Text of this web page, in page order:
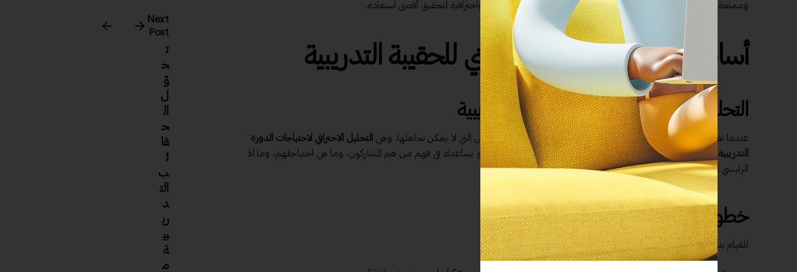
وممتعة. لذا، لا تتردد في الاستثمار في تصميم حقيبة تدريبية منظمة بعناية واحترافية لتحقيق أقصى استفادة.
أساسيات تصميم جدول زمني للحقيبة التدريبية
التحليل الاحترافي لاحتياجات الدورة التدريبية
عندما نفكر في تصميم جدول زمني فعال للحقيبة التدريبية، تأتي الخطوة الأولى التي لا يمكن تجاهلها، وهي
التحليل الاحترافي لاحتياجات الدورة
التدريبية . هذا التحليل هو بمثابة الأساس الذي نبني عليه كل شيء لاحقًا. فهو يساعدك في فهم من هم المشاركون، وما هي احتياجاتهم، وما الهدف
الرئيسي الذي تسعى لتحقيقه من خلال هذه الدورة.
خطوات التحليل الاحترافي
للقيام بتحليل احترافي شامل، يمكنك اتباع بعض الخطوات:
Next
Post
ت
ح
وّ
ل
ال
ح
قا
ئ
ب
الت
د
ري
بي
ة
م